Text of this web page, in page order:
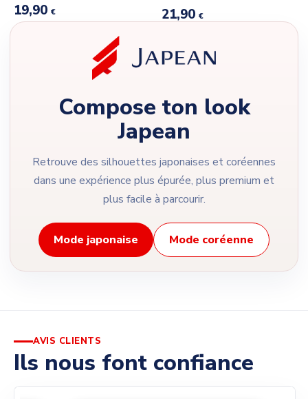
19,90 € 21,90 €
Compose ton look
Japean
Retrouve des silhouettes japonaises et coréennes
dans une expérience plus épurée, plus premium et
plus facile à parcourir.
Mode japonaise Mode coréenne
AVIS CLIENTS
Ils nous font confiance